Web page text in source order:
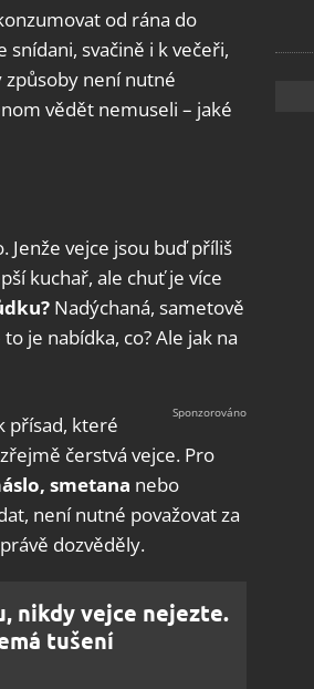
od rána do
snídani, svačině i k večeři,
způsoby není nutné
vědět nemuseli – jaké
Jenže vejce jsou buď příliš
kuchař, ale chuť je více
Nadýchaná, sametově
je nabídka, co? Ale jak na
přísad, které
čerstvá vejce. Pro
smetana nebo
není nutné považovat za
dozvěděly.
nikdy vejce nejezte.
tušení